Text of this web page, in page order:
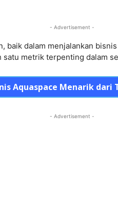
- Advertisement -
baik dalam menjalankan
satu metrik terpenting dalam
Aquaspace Menarik dari
- Advertisement -